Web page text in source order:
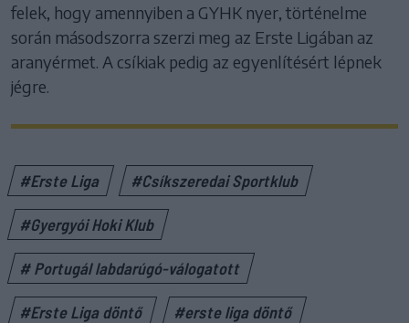
felek, hogy amennyiben a GYHK nyer, történelme
során másodszorra szerzi meg az Erste Ligában az
aranyérmet. A csíkiak pedig az egyenlítésért lépnek
jégre.
#Erste Liga #Csíkszeredai Sportklub
#Gyergyói Hoki Klub
# Portugál labdarúgó-válogatott
#Erste Liga döntő #erste liga döntő